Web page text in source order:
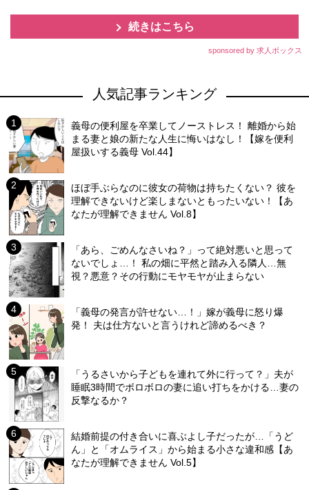
続きはこちら
sponsored by 求人ボックス
人気記事ランキング
義母の便利屋を卒業してノーストレス！ 離婚から始
まる妻と娘の新たな人生に悔いはなし！【嫁を便利
屋扱いする義母 Vol.44】
ほぼ手ぶらなのに彼女の荷物は持ちたくない？ 彼を
理解できないけど楽しまないともったいない！【あ
なたが理解できません Vol.8】
「あら、ごめんなさいね？」って絶対悪いと思って
ないでしょ…！ 私の畑に平然と踏み入る隣人…無
視？悪意？その行動にモヤモヤが止まらない
「義母の発言が許せない…！」嫁が義母に怒り爆
発！ 夫は仕方ないと言うけれど諦めるべき？
「うるさいから子どもを連れて外に行って？」夫が
睡眠3時間でボロボロの妻に追い打ちをかける…妻の
反撃なるか？
結婚前提の付き合いに喜ぶよし子だったが…「うど
ん」と「オムライス」から始まる小さな違和感【あ
なたが理解できません Vol.5】